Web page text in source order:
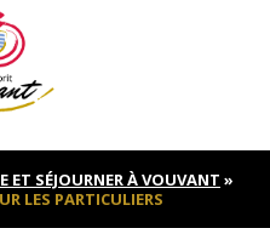
ET SÉJOURNER À VOUVANT »
LES PARTICULIERS